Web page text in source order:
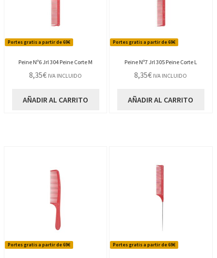
Portes gratis a partir de 69€
Peine Nº6 Jrl 304 Peine Corte M
8,35€ IVA INCLUIDO
AÑADIR AL CARRITO
Portes gratis a partir de 69€
Peine Nº7 Jrl 305 Peine Corte L
8,35€ IVA INCLUIDO
AÑADIR AL CARRITO
Portes gratis a partir de 69€ Portes gratis a partir de 69€